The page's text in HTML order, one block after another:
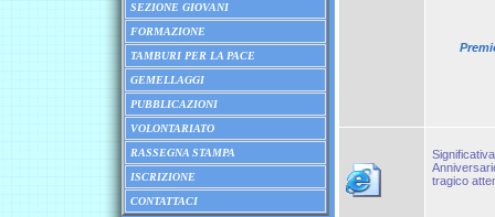
SEZIONE GIOVANI
FORMAZIONE
TAMBURI PER LA PACE
GEMELLAGGI
PUBBLICAZIONI
VOLONTARIATO
RASSEGNA STAMPA
ISCRIZIONE
CONTATTACI
tragico